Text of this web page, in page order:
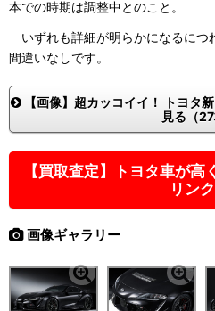
本での時期は調整中とのこと。
いずれも詳細が明らかになるにつ
間違いなしです。
【画像】超カッコイイ！ トヨタ
見る（27
【買取査定】トヨタ車が
リンク
画像ギャラリー